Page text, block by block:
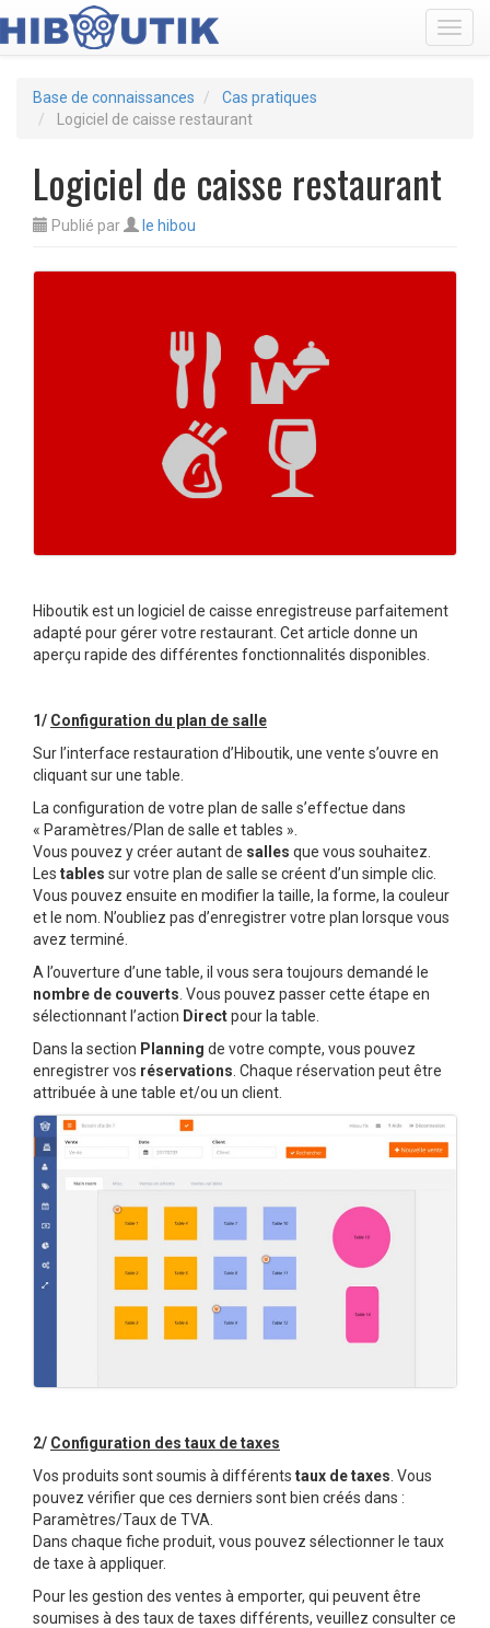
Base de connaissances
Cas pratiques
Logiciel de caisse restaurant
Logiciel de caisse restaurant
Publié par le hibou
Hiboutik est un logiciel de caisse enregistreuse parfaitement
adapté pour gérer votre restaurant. Cet article donne un
aperçu rapide des différentes fonctionnalités disponibles.
1/ Configuration du plan de salle
Sur l’interface restauration d’Hiboutik, une vente s’ouvre en
cliquant sur une table.
La configuration de votre plan de salle s’effectue dans
« Paramètres/Plan de salle et tables ».
Vous pouvez y créer autant de salles que vous souhaitez.
Les tables sur votre plan de salle se créent d’un simple clic.
Vous pouvez ensuite en modifier la taille, la forme, la couleur
et le nom. N’oubliez pas d’enregistrer votre plan lorsque vous
avez terminé.
A l’ouverture d’une table, il vous sera toujours demandé le
nombre de couverts. Vous pouvez passer cette étape en
sélectionnant l’action Directpour la table.
Dans la section Planning de votre compte, vous pouvez
enregistrer vos réservations. Chaque réservation peut être
attribuée à une table et/ou un client.
2/ Configuration des taux de taxes
Vos produits sont soumis à différents taux de taxes . Vous
pouvez vérifier que ces derniers sont bien créés dans :
Paramètres/Taux de TVA.
Dans chaque fiche produit, vous pouvez sélectionner le taux
de taxe à appliquer.
Pour les gestion des ventes à emporter, qui peuvent être
soumises à des taux de taxes différents, veuillez consulter ce